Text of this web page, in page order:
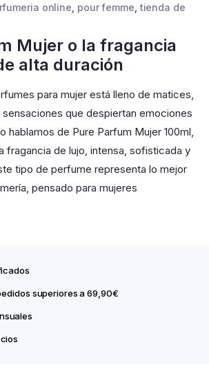
online pour femme tienda de
Mujer o la fragancia
alta duración
para mujer está lleno de matices,
que despiertan emociones
hablamos de Pure Parfum Mujer 100ml,
fragancia de lujo, intensa, sofisticada y
tipo de perfume representa lo mejor
pensado para mujeres
superiores a 69,90€